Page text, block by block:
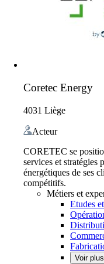
Coretec Energy
4031 Liège
Acteur
CORETEC se
services et stratégies
énergétiques de ses
compétitifs.
Métiers et
Etudes
Voir plus